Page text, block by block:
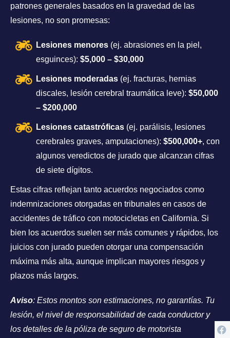
patrones generales basados en la gravedad de las
lesiones, no son promesas:
Lesiones menores (ej. abrasiones en la piel,
esguinces): $5,000 – $30,000
Lesiones moderadas (ej. fracturas, hernias
discales, lesión cerebral traumática leve): $50,000
– $200,000
Lesiones catastróficas (ej. parálisis, lesiones
cerebrales graves, amputaciones): $500,000+, con
algunos veredictos de jurado que alcanzan cifras
de siete dígitos.
Estas cifras reflejan tanto acuerdos negociados como
indemnizaciones otorgadas en tribunales en casos de
accidentes de tráfico con motocicletas en California. Si
bien los acuerdos suelen ser más comunes y rápidos, los
juicios con jurado pueden otorgar una compensación
máxima más alta, aunque implican mayores riesgos y
plazos más largos.
Aviso: Estos montos son estimaciones, no garantías. Tu
lesión, el nivel de responsabilidad de cada conductor y
los detalles de la póliza de seguro de motorista